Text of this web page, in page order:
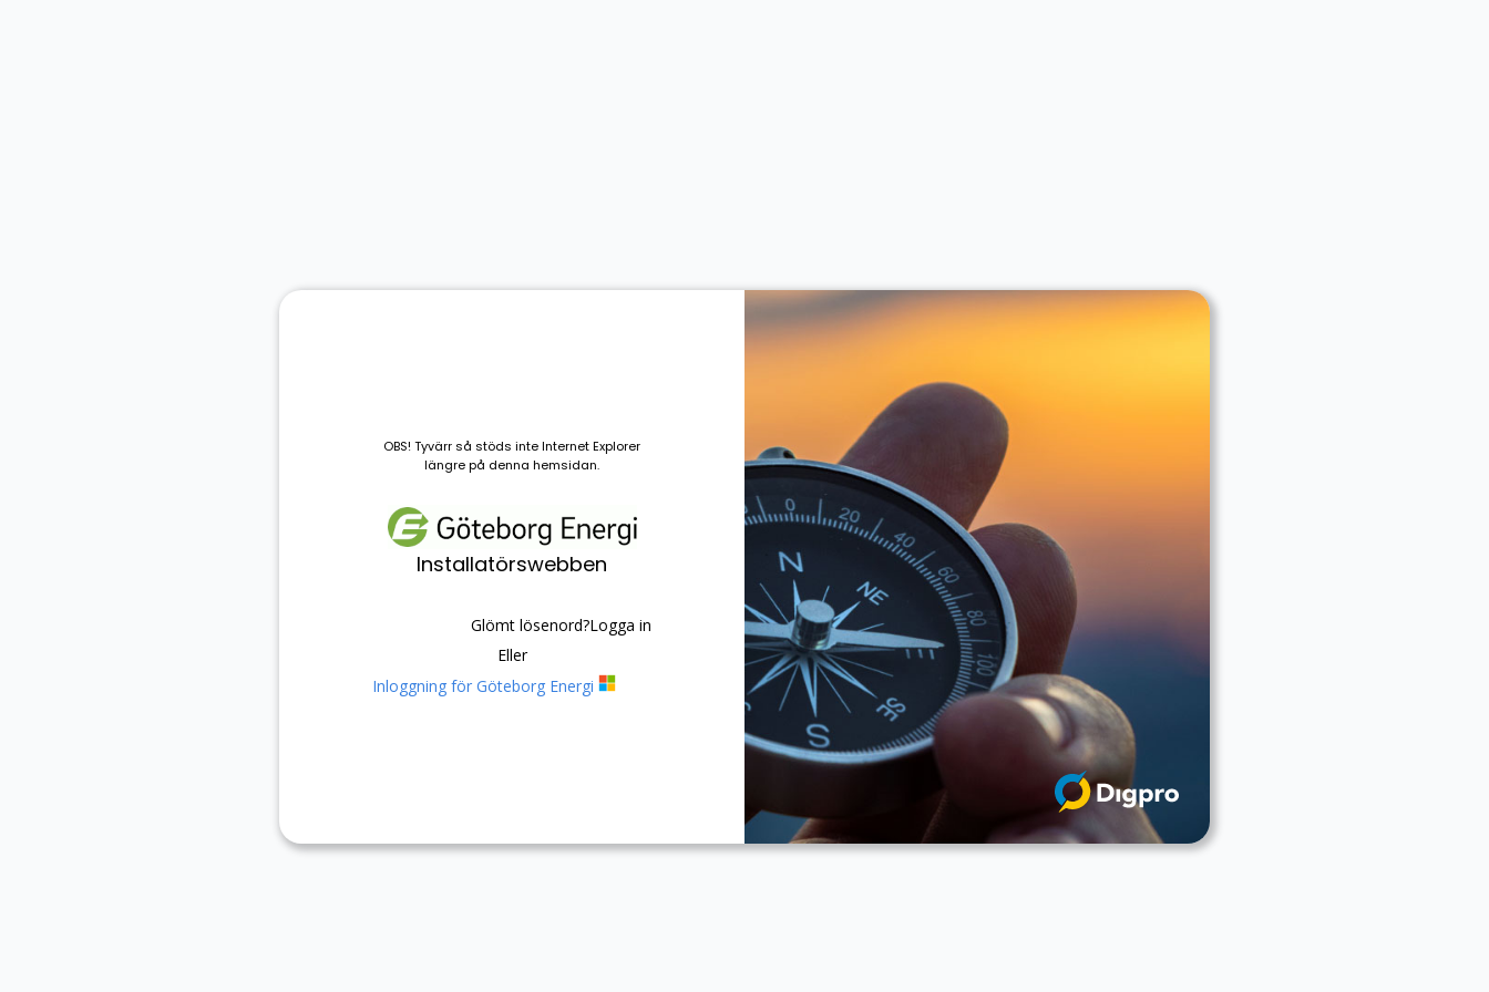
OBS! Tyvärr så stöds inte Internet Explorer
längre på denna hemsidan.
Installatörswebben
Logga in
Glömt lösenord?
Eller
Inloggning för Göteborg Energi